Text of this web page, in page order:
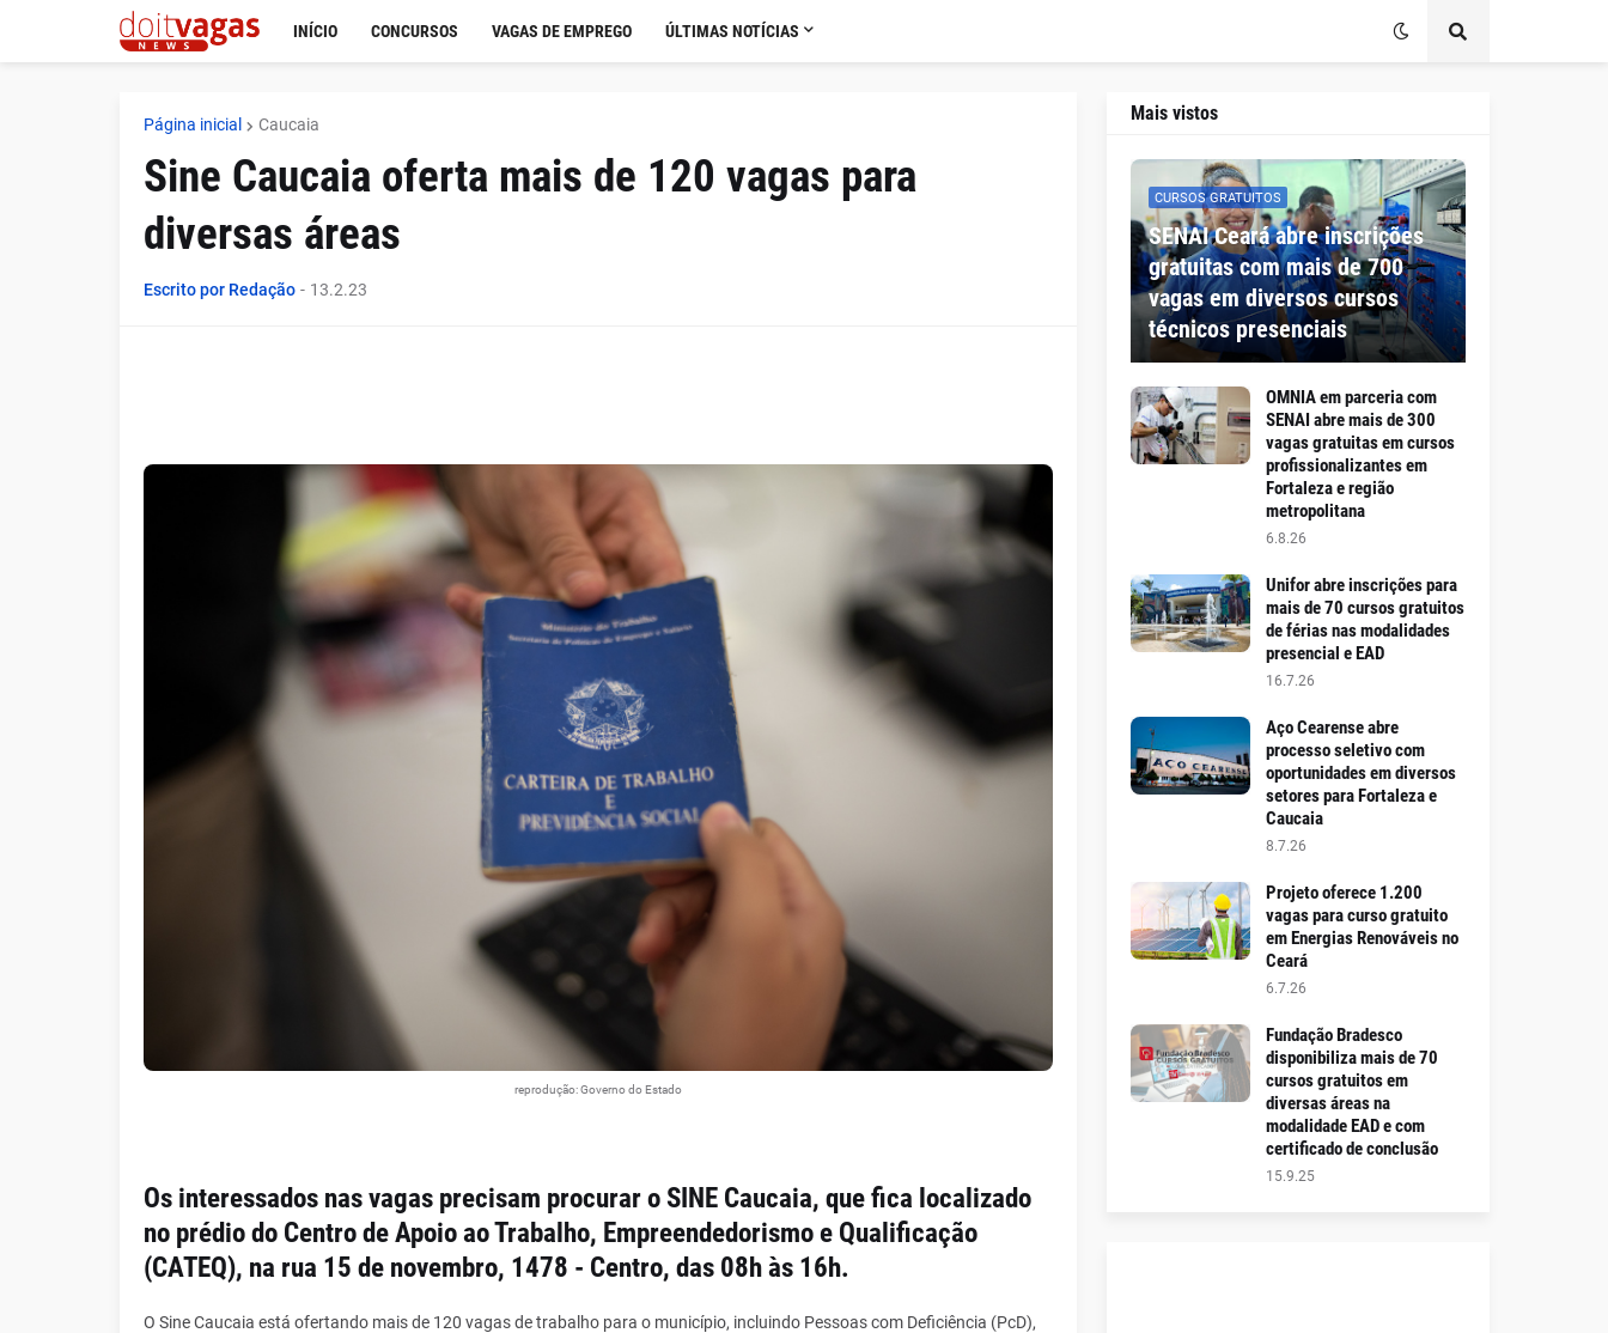
INÍCIO CONCURSOS VAGAS DE EMPREGO ÚLTIMAS NOTÍCIAS
Página inicial Caucaia
Sine Caucaia oferta mais de 120 vagas para
diversas áreas
Escrito por Redação - 13.2.23
reprodução: Governo do Estado
Os interessados nas vagas precisam procurar o SINE Caucaia, que fica localizado
no prédio do Centro de Apoio ao Trabalho, Empreendedorismo e Qualificação
(CATEQ), na rua 15 de novembro, 1478 - Centro, das 08h às 16h.
O Sine Caucaia está ofertando mais de 120 vagas de trabalho para o município, incluindo Pessoas com Deficiência (PcD),
Mais vistos
CURSOS GRATUITOS
SENAI Ceará abre inscrições
gratuitas com mais de 700
vagas em diversos cursos
técnicos presenciais
OMNIA em parceria com
SENAI abre mais de 300
vagas gratuitas em cursos
profissionalizantes em
Fortaleza e região
metropolitana
6.8.26
Unifor abre inscrições para
mais de 70 cursos gratuitos
de férias nas modalidades
presencial e EAD
16.7.26
Aço Cearense abre
processo seletivo com
oportunidades em diversos
setores para Fortaleza e
Caucaia
8.7.26
Projeto oferece 1.200
vagas para curso gratuito
em Energias Renováveis no
Ceará
6.7.26
Fundação Bradesco
disponibiliza mais de 70
cursos gratuitos em
diversas áreas na
modalidade EAD e com
certificado de conclusão
15.9.25